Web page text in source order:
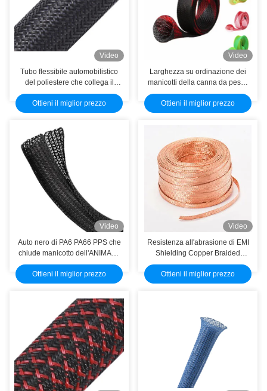
Video
Tubo flessibile automobilistico
del poliestere che collega il
cavo con un manicotto
intrecciato estensibile
dell'animale domestico di Flexo
Ottieni il miglior prezzo
Video
Larghezza su ordinazione dei
manicotti della canna da pesca
intrecciata ANIMALE
DOMESTICO ignifuga
Ottieni il miglior prezzo
Video
Auto nero di PA6 PA66 PPS che
chiude manicotto dell'ANIMALE
DOMESTICO dell'involucro del
filo intrecciato
Ottieni il miglior prezzo
Video
Resistenza all'abrasione di EMI
Shielding Copper Braided
Sleeving di protezione del cavo
Ottieni il miglior prezzo